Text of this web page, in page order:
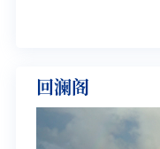
回澜阁